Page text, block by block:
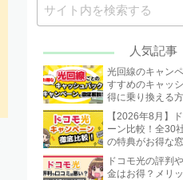
人気記事
光回線のキャン
すすめのキャッ
得に乗り換える
8月】
【2026年8月】
ーン比較！全30
の特典がお得な
ドコモ光の評判
金はお得？メリ